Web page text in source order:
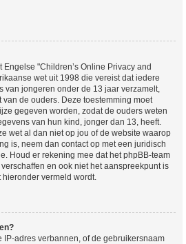
Engelse "Children’s Online Privacy and
wet uit 1998 die vereist dat iedere
van jongeren onder de 13 jaar verzamelt,
van de ouders. Deze toestemming moet
gegeven worden, zodat de ouders weten
van hun kind, jonger dan 13, heeft.
wet al dan niet op jou of de website waarop
is, neem dan contact op met een juridisch
Houd er rekening mee dat het phpBB-team
en ook niet het aanspreekpunt is
vermeld wordt.
IP-adres verbannen, of de gebruikersnaam